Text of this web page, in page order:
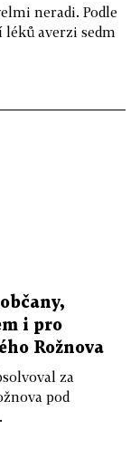
neradi. Podle
averzi sedm
i pro
Rožnova
za
pod